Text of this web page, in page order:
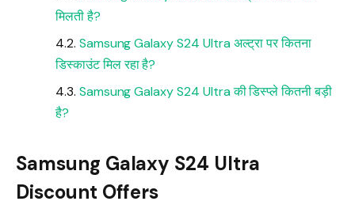
मिलती है?
Samsung Galaxy S24 Ultra अल्ट्रा पर कितना
डिस्काउंट मिल रहा है?
Samsung Galaxy S24 Ultra की डिस्प्ले कितनी बड़ी
है?
Samsung Galaxy S24 Ultra
Discount Offers